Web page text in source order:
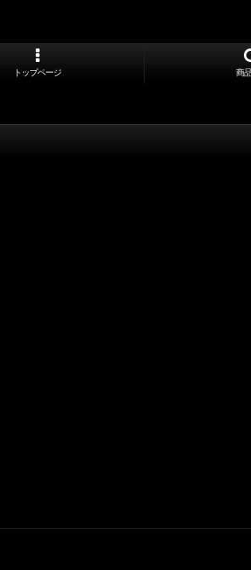
トップページ 商